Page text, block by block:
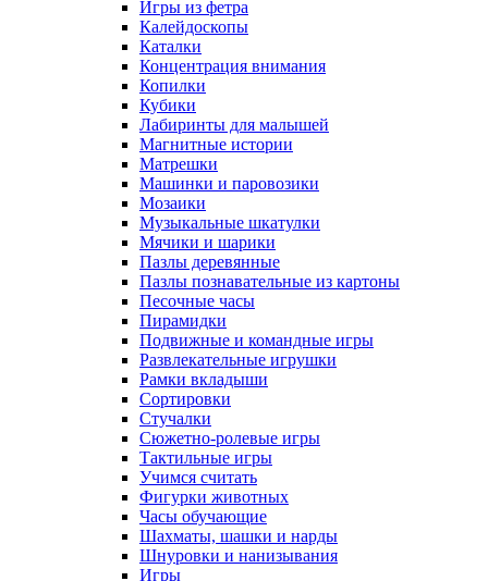
Игры из фетра
Калейдоскопы
Каталки
Концентрация внимания
Копилки
Кубики
Лабиринты для малышей
Магнитные истории
Матрешки
Машинки и паровозики
Мозаики
Музыкальные шкатулки
Мячики и шарики
Пазлы деревянные
Пазлы познавательные из картоны
Песочные часы
Пирамидки
Подвижные и командные игры
Развлекательные игрушки
Рамки вкладыши
Сортировки
Стучалки
Сюжетно-ролевые игры
Тактильные игры
Учимся считать
Фигурки животных
Часы обучающие
Шахматы, шашки и нарды
Шнуровки и нанизывания
Игры